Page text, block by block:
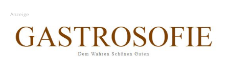
Anzeige